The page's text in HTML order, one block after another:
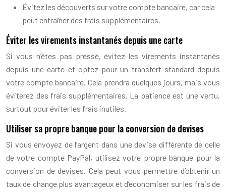
Évitez les découverts sur votre compte bancaire, car cela
peut entraîner des frais supplémentaires.
Éviter les virements instantanés depuis une carte
Si vous n’êtes pas pressé, évitez les virements instantanés
depuis une carte et optez pour un transfert standard depuis
votre compte bancaire. Cela prendra quelques jours, mais vous
éviterez des frais supplémentaires. La patience est une vertu,
surtout pour éviter les frais inutiles.
Utiliser sa propre banque pour la conversion de devises
Si vous envoyez de l’argent dans une devise différente de celle
de votre compte PayPal, utilisez votre propre banque pour la
conversion de devises. Cela peut vous permettre d’obtenir un
taux de change plus avantageux et d’économiser sur les frais de